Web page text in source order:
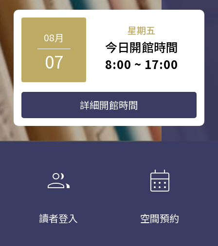
08月
07
星期五
今日開館時間
8:00 ~ 17:00
詳細開館時間
group
讀者登入
calendar_month
空間預約